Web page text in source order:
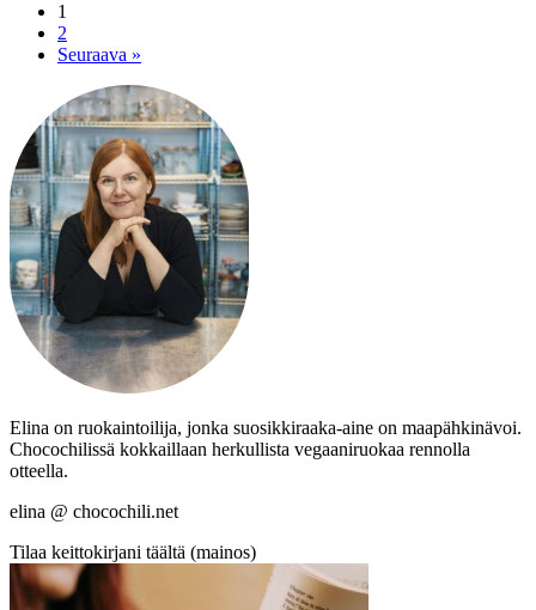
1
2
Seuraava »
Elina on ruokaintoilija, jonka suosikkiraaka-aine on maapähkinävoi.
Chocochilissä kokkaillaan herkullista vegaaniruokaa rennolla
otteella.
elina @ chocochili.net
Tilaa keittokirjani täältä (mainos)